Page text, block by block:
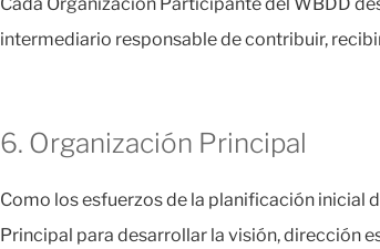
intermediario responsable de contribuir,
6. Organización Principal
Como los esfuerzos de la planificación inicial
Principal para desarrollar la visión, dirección